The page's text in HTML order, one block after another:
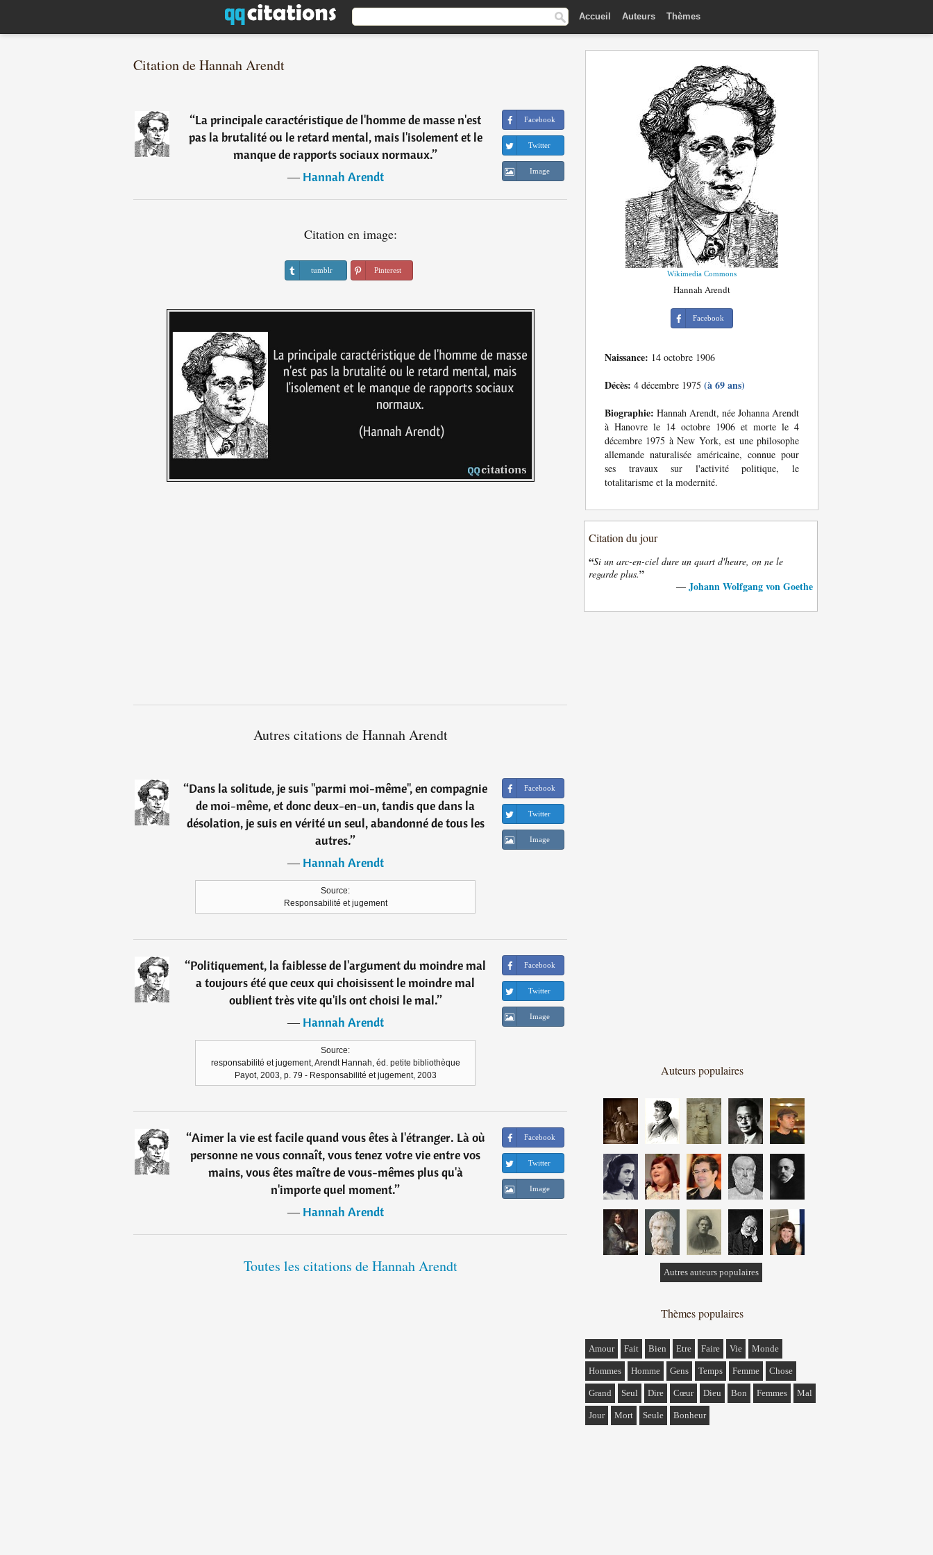
Accueil Auteurs Thèmes
Citation de Hannah Arendt
“La principale caractéristique de l'homme de masse n'est
pas la brutalité ou le retard mental, mais l'isolement et le
manque de rapports sociaux normaux.”
―Hannah Arendt
Facebook
Twitter
Image
Citation en image:
tumblr Pinterest
Autres citations de Hannah Arendt
“Dans la solitude, je suis "parmi moi-même", en compagnie
de moi-même, et donc deux-en-un, tandis que dans la
désolation, je suis en vérité un seul, abandonné de tous les
autres.”
―Hannah Arendt
Source:
Responsabilité et jugement
Facebook
Twitter
Image
“Politiquement, la faiblesse de l'argument du moindre mal
a toujours été que ceux qui choisissent le moindre mal
oublient très vite qu'ils ont choisi le mal.”
―Hannah Arendt
Source:
responsabilité et jugement, Arendt Hannah, éd. petite bibliothèque
Payot, 2003, p. 79 - Responsabilité et jugement, 2003
Facebook
Twitter
Image
“Aimer la vie est facile quand vous êtes à l'étranger. Là où
personne ne vous connaît, vous tenez votre vie entre vos
mains, vous êtes maître de vous-mêmes plus qu'à
n'importe quel moment.”
―Hannah Arendt
Facebook
Twitter
Image
Toutes les citations de Hannah Arendt
Wikimedia Commons
Hannah Arendt
Facebook
Naissance: 14 octobre 1906
Décès: 4 décembre 1975 (à 69 ans)
Biographie: Hannah Arendt, née Johanna Arendt
à Hanovre le 14 octobre 1906 et morte le 4
décembre 1975 à New York, est une philosophe
allemande naturalisée américaine, connue pour
ses travaux sur l'activité politique, le
totalitarisme et la modernité.
Citation du jour
“Si un arc-en-ciel dure un quart d'heure, on ne le
regarde plus.”
— Johann Wolfgang von Goethe
Auteurs populaires
Autres auteurs populaires
Thèmes populaires
Amour Fait Bien Etre Faire Vie Monde
Hommes Homme Gens Temps Femme Chose
Grand Seul Dire Cœur Dieu Bon Femmes Mal
Jour Mort Seule Bonheur